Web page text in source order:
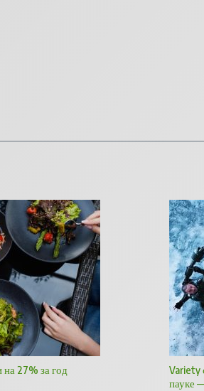
27% за год
Variety
пауке